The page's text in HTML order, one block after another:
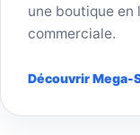
une boutique en
commerciale.
Découvrir Mega-